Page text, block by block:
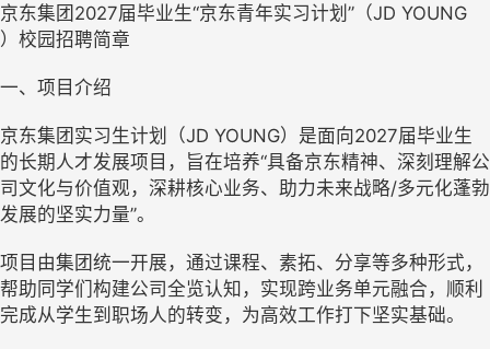
京东集团2027届毕业生“京东青年实习计划”（JD YOUNG
）校园招聘简章
一、项目介绍
京东集团实习生计划（JD YOUNG）是面向2027届毕业生
的长期人才发展项目，旨在培养“具备京东精神、深刻理解公
司文化与价值观，深耕核心业务、助力未来战略/多元化蓬勃
发展的坚实力量”。
项目由集团统一开展，通过课程、素拓、分享等多种形式，
帮助同学们构建公司全览认知，实现跨业务单元融合，顺利
完成从学生到职场人的转变，为高效工作打下坚实基础。